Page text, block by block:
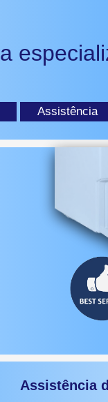
Assistência
Assistência